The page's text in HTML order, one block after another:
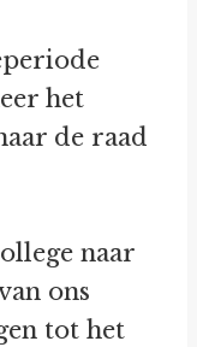
het
de raad
naar
ons
tot het